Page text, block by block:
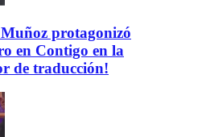
protagonizó
en Contigo en la
de traducción!